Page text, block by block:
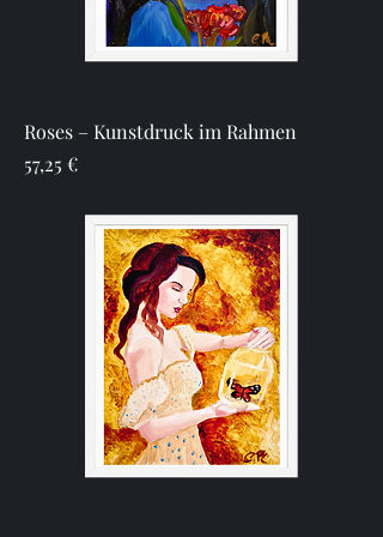
Roses – Kunstdruck im Rahmen
Preis
57,25 €